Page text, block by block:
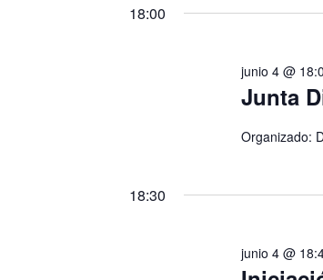
18:00
Junta
junio 4 @
Organizado:
18:30
junio 4 @